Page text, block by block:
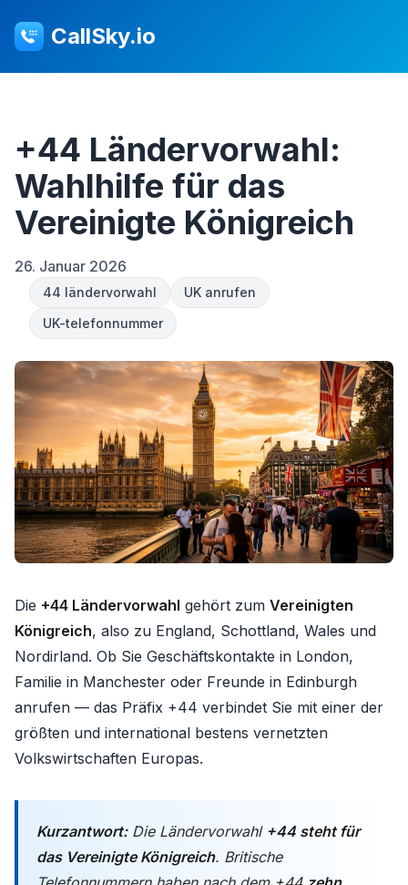
CallSky.io
+44 Ländervorwahl:
Wahlhilfe für das
Vereinigte Königreich
26. Januar 2026
44 ländervorwahl
UK anrufen
UK-telefonnummer
Die +44 Ländervorwahl gehört zum Vereinigten
Königreich, also zu England, Schottland, Wales und
Nordirland. Ob Sie Geschäftskontakte in London,
Familie in Manchester oder Freunde in Edinburgh
anrufen — das Präfix +44 verbindet Sie mit einer der
größten und international bestens vernetzten
Volkswirtschaften Europas.
Kurzantwort:Die Ländervorwahl +44 steht für
das Vereinigte Königreich. Britische